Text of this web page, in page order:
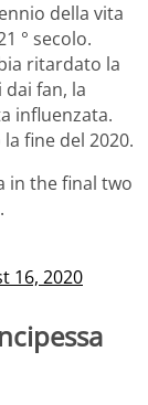
della vita
° secolo.
ritardato la
fan, la
influenzata.
fine del 2020.
in the final two
16, 2020